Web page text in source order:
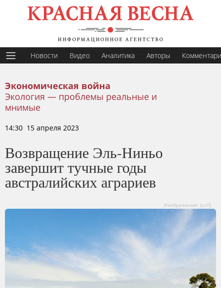
Новости Видео Аналитика Авторы
Экономическая война
Экология — проблемы реальные и
мнимые
14:30 15 апреля 2023
Возвращение Эль-Ниньо
завершит тучные годы
австралийских аграриев
Изображение: (сс0)